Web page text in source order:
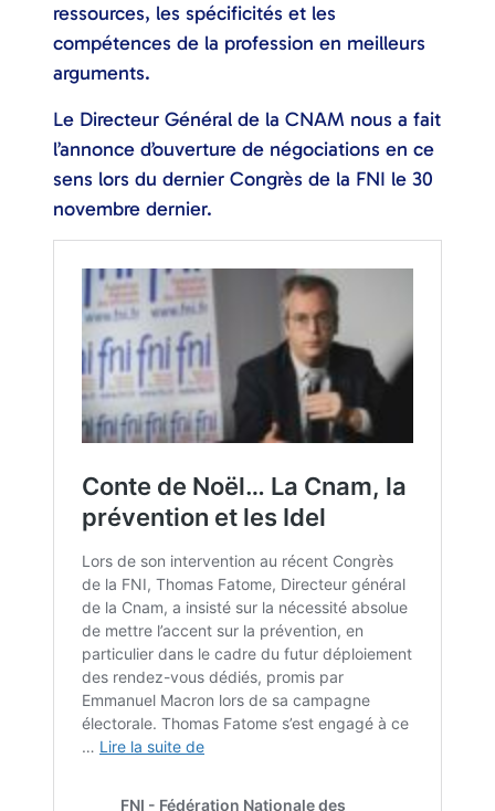
ressources, les spécificités et les
compétences de la profession en meilleurs
arguments.
Le Directeur Général de la CNAM nous a fait
l’annonce d’ouverture de négociations en ce
sens lors du dernier Congrès de la FNI le 30
novembre dernier.